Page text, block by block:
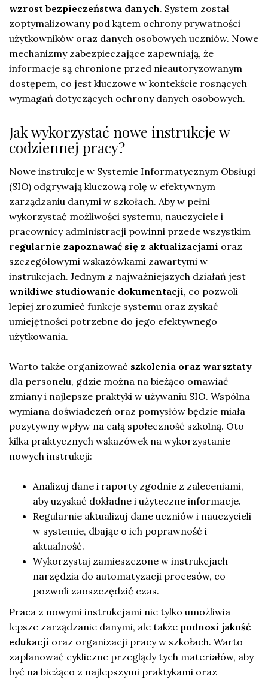
wzrost bezpieczeństwa danych. System został
zoptymalizowany pod kątem ochrony prywatności
użytkowników oraz danych osobowych uczniów. Nowe
mechanizmy zabezpieczające zapewniają, że
informacje są chronione przed nieautoryzowanym
dostępem, co jest kluczowe w kontekście rosnących
wymagań dotyczących ochrony danych osobowych.
Jak wykorzystać nowe instrukcje w
codziennej pracy?
Nowe instrukcje w Systemie Informatycznym Obsługi
(SIO) odgrywają kluczową rolę w efektywnym
zarządzaniu danymi w szkołach. Aby w pełni
wykorzystać możliwości systemu, nauczyciele i
pracownicy administracji powinni przede wszystkim
regularnie zapoznawać się z aktualizacjami oraz
szczegółowymi wskazówkami zawartymi w
instrukcjach. Jednym z najważniejszych działań jest
wnikliwe studiowanie dokumentacji, co pozwoli
lepiej zrozumieć funkcje systemu oraz zyskać
umiejętności potrzebne do jego efektywnego
użytkowania.
Warto także organizować szkolenia oraz warsztaty
dla personelu, gdzie można na bieżąco omawiać
zmiany i najlepsze praktyki w używaniu SIO. Wspólna
wymiana doświadczeń oraz pomysłów będzie miała
pozytywny wpływ na całą społeczność szkolną. Oto
kilka praktycznych wskazówek na wykorzystanie
nowych instrukcji:
Analizuj dane i raporty zgodnie z zaleceniami,
aby uzyskać dokładne i użyteczne informacje.
Regularnie aktualizuj dane uczniów i nauczycieli
w systemie, dbając o ich poprawność i
aktualność.
Wykorzystaj zamieszczone w instrukcjach
narzędzia do automatyzacji procesów, co
pozwoli zaoszczędzić czas.
Praca z nowymi instrukcjami nie tylko umożliwia
lepsze zarządzanie danymi, ale także podnosi jakość
edukacji oraz organizacji pracy w szkołach. Warto
zaplanować cykliczne przeglądy tych materiałów, aby
być na bieżąco z najlepszymi praktykami oraz